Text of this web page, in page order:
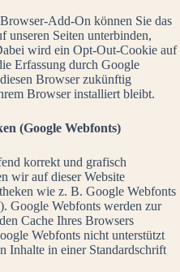
Add-On können Sie das
unseren Seiten unterbinden,
wird ein Opt-Out-Cookie auf
Erfassung durch Google
Browser zukünftig
Browser installiert bleibt.
(Google Webfonts)
korrekt und grafisch
wir auf dieser Website
wie z. B. Google Webfonts
). Google Webfonts werden zur
Cache Ihres Browsers
Webfonts nicht unterstützt
Inhalte in einer Standardschrift